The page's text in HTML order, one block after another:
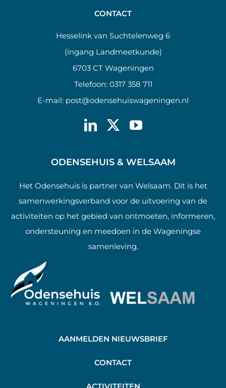
CONTACT
Hesselink van Suchtelenweg 6
(ingang Landmeetkunde)
6703 CT Wageningen
Telefoon: 0317 358 711
E-mail: post@odensehuiswageningen.nl
ODENSEHUIS & WELSAAM
Het Odensehuis is partner van Welsaam. Dit is het
samenwerkingsverband voor de uitvoering van de
activiteiten op het gebied van ontmoeten, informeren,
ondersteuning en meedoen in de Wageningse
samenleving.
AANMELDEN NIEUWSBRIEF
CONTACT